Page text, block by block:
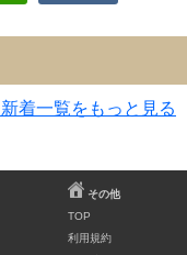
着一覧をもっと見る
その他
TOP
利用規約